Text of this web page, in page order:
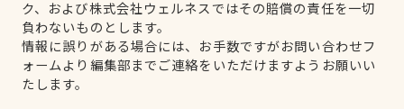
ク、および株式会社ウェルネスではその賠償の責任を一切
負わないものとします。
情報に誤りがある場合には、お手数ですがお問い合わせフ
ォームより編集部までご連絡をいただけますようお願いい
たします。